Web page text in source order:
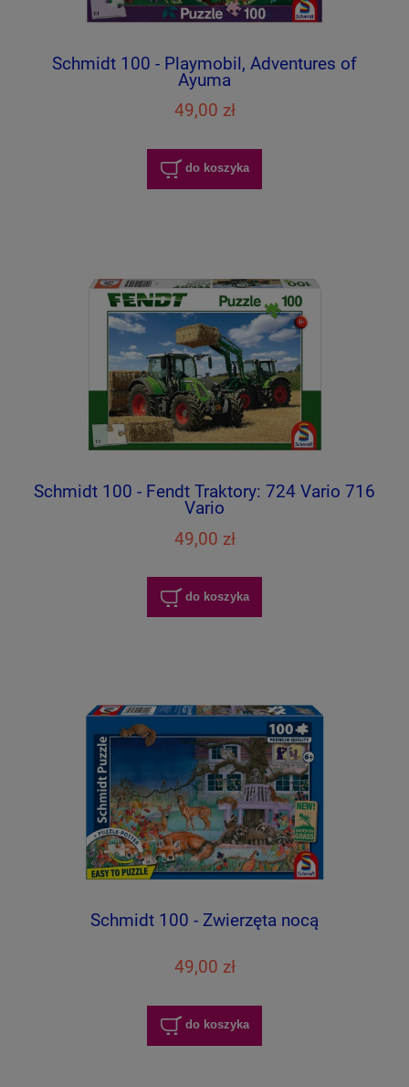
Schmidt 100 - Playmobil, Adventures of
Ayuma
49,00 zł
do koszyka
Schmidt 100 - Fendt Traktory: 724 Vario 716
Vario
49,00 zł
do koszyka
Schmidt 100 - Zwierzęta nocą
49,00 zł
do koszyka